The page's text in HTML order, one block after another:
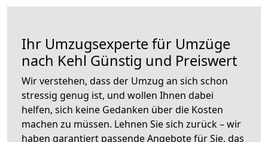
Ihr Umzugsexperte für Umzüge
nach Kehl Günstig und Preiswert
Wir verstehen, dass der Umzug an sich schon
stressig genug ist, und wollen Ihnen dabei
helfen, sich keine Gedanken über die Kosten
machen zu müssen. Lehnen Sie sich zurück – wir
haben garantiert passende Angebote für Sie, das